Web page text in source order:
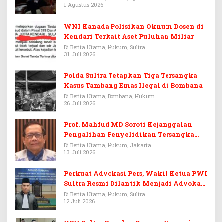
1 Agustus 2026
WNI Kanada Polisikan Oknum Dosen di
Kendari Terkait Aset Puluhan Miliar
Di Berita Utama, Hukum, Sultra
31 Juli 2026
Polda Sultra Tetapkan Tiga Tersangka
Kasus Tambang Emas Ilegal di Bombana
Di Berita Utama, Bombana, Hukum
26 Juli 2026
Prof. Mahfud MD Soroti Kejanggalan
Pengalihan Penyelidikan Tersangka
Febrie Adriansyah
Di Berita Utama, Hukum, Jakarta
13 Juli 2026
Perkuat Advokasi Pers, Wakil Ketua PWI
Sultra Resmi Dilantik Menjadi Advokat
PERADI
Di Berita Utama, Hukum, Sultra
12 Juli 2026